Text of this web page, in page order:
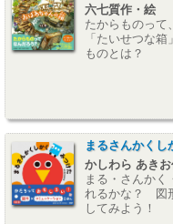
六七質作・絵
たからものっ
「たいせつな
ものとは？
まるさんかくし
かしわら あき
まる・さんかく
れるかな？ 図
してみよう！